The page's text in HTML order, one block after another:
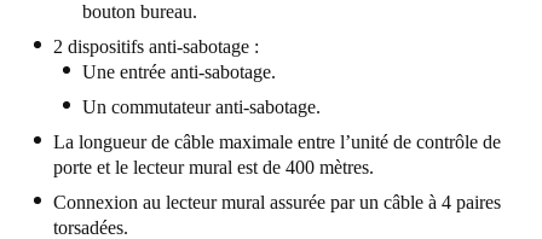
Español
Portugal
Português
Italy
Italiano
bouton bureau.
2 dispositifs anti-sabotage :
Une entrée anti-sabotage.
Un commutateur anti-sabotage.
La longueur de câble maximale entre l’unité de contrôle de
porte et le lecteur mural est de 400 mètres.
Connexion au lecteur mural assurée par un câble à 4 paires
torsadées.